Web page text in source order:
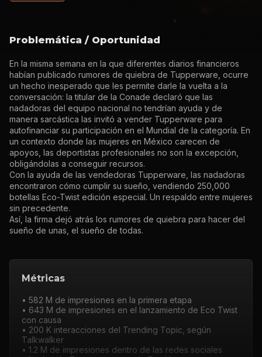
Problemática / Oportunidad
En la misma semana en la que diferentes diarios financieros
habían publicado rumores de quiebra de Tupperware, ocurre
un hecho inesperado que les permite darle la vuelta a la
conversación: la titular de la Conade declaró que las
nadadoras del equipo nacional no tendrían ayuda y de
manera sarcástica las invitó a vender Tupperware para
autofinanciar su participación en el Mundial de la categoría. En
un contexto donde las mujeres en México carecen de
apoyos, las deportistas profesionales no son la excepción,
obligándolas a conseguir recursos.
Con la ayuda de las vendedoras Tupperware, las nadadoras
encontraron cómo cumplir su sueño, vendiendo 250,000
botellas Eco-Twist edición especial. Un respaldo entre mujeres
sin precedente.
Así, la firma dejó atrás los rumores de quiebra para hacer del
sueño de unas, el sueño de todas.
Métricas
• 582 M de impresiones en la primera etapa
• 643 M de impresiones en el lanzamiento de Eco Twist
con causa
• 200 K interacciones del Trending Topic, según
Talkwalker
• 1.2 M de impresiones dentro de las redes sociales